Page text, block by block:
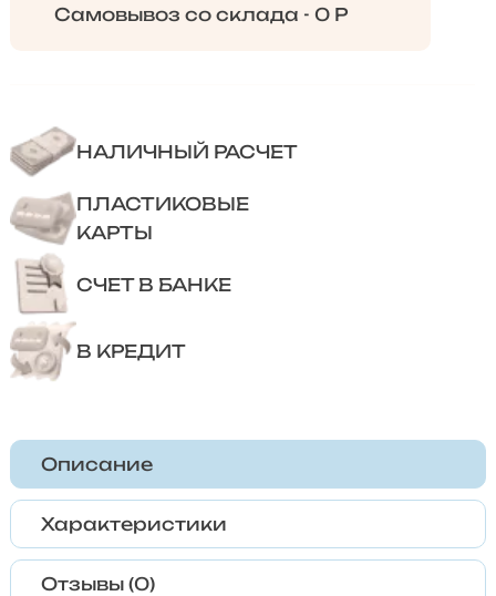
Самовывоз со склада - 0 Р
НАЛИЧНЫЙ РАСЧЕТ
ПЛАСТИКОВЫЕ
КАРТЫ
СЧЕТ В БАНКЕ
В КРЕДИТ
Описание
Характеристики
Отзывы (0)